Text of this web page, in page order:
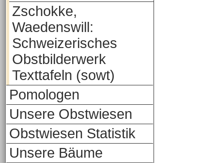
Zschokke,
Waedenswill:
Schweizerisches
Obstbilderwerk
Texttafeln (sowt)
Pomologen
Unsere Obstwiesen
Obstwiesen Statistik
Unsere Bäume